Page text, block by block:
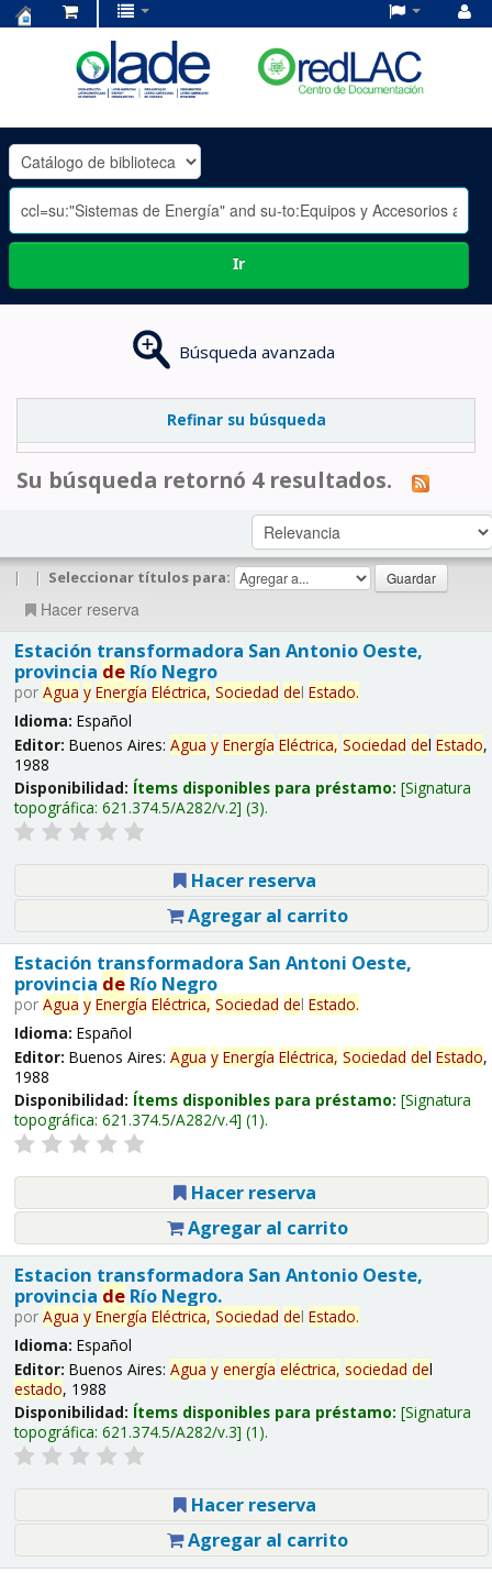
OLADE
-
Ir
Búsqueda avanzada
Refinar su búsqueda
Su búsqueda retornó 4 resultados.
| | Seleccionar títulos para:
Hacer reserva
Estación transformadora San Antonio Oeste,
provincia deRío Negro
por Agua y Energía Eléctrica, Sociedad del Estado.
Idioma: Español
Editor: Buenos Aires: Agua y Energía Eléctrica, Sociedad del Estado,
1988
Disponibilidad: Ítems disponibles para préstamo: Signatura
topográfica: 621.374.5/A282/v.2 (3).
Hacer reserva
Agregar al carrito
Estación transformadora San Antoni Oeste,
provincia deRío Negro
por Agua y Energía Eléctrica, Sociedad del Estado.
Idioma: Español
Editor: Buenos Aires: Agua y Energía Eléctrica, Sociedad del Estado,
1988
Disponibilidad: Ítems disponibles para préstamo: Signatura
topográfica: 621.374.5/A282/v.4 (1).
Hacer reserva
Agregar al carrito
Estacion transformadora San Antonio Oeste,
provincia deRío Negro.
por Agua y Energía Eléctrica, Sociedad del Estado.
Idioma: Español
Editor: Buenos Aires: Agua y energía eléctrica, sociedad del
estado, 1988
Disponibilidad: Ítems disponibles para préstamo: Signatura
topográfica: 621.374.5/A282/v.3 (1).
Hacer reserva
Agregar al carrito